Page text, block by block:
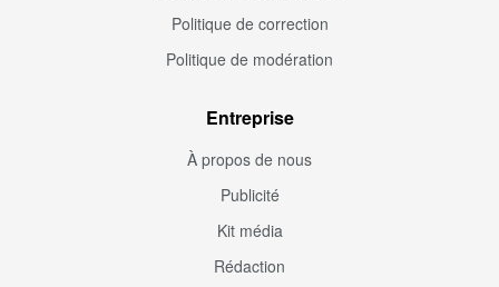
Politique de correction
Politique de modération
Entreprise
À propos de nous
Publicité
Kit média
Rédaction